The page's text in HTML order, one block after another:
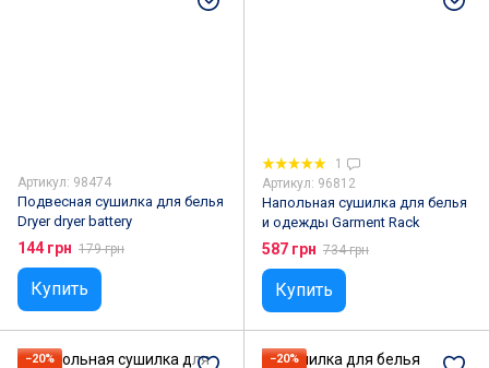
Артикул: 98474
Подвесная сушилка для белья
Dryer dryer battery
144 грн 179 грн
Купить
1
Артикул: 96812
Напольная сушилка для белья
и одежды Garment Rack
587 грн 734 грн
Купить
−20%
−20%